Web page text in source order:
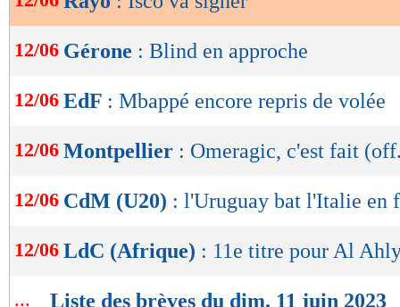
OK
12/06 Gérone : Blind en approche
12/06 EdF : Mbappé encore repris de volée
12/06 Montpellier : Omeragic, c'est fait
12/06 CdM (U20) : l'Uruguay bat l'Italie en
12/06 LdC (Afrique) : 11e titre pour Al
... Liste des brèves du dim. 11 juin 2023